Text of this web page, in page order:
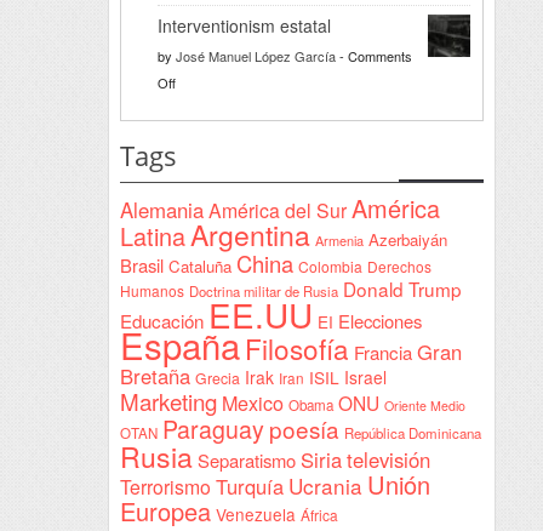
a
Yeda
en
Sudán
Razón
solidaria
Interventionism estatal
by José Manuel López García- Comments
Offon
Tags
AlemaniaAmérica del SurAmérica
LatinaArgentina Armenia Azerbaiyán
Brasil Cataluña China Colombia Derechos
Humanos Doctrina militar de Rusia Donald Trump
Educación EE.UU EI Elecciones
España Filosofía Francia Gran
Bretaña Grecia Irak Iran ISIL Israel
Marketing Mexico Obama ONU Oriente Medio
OTAN Paraguay poesía República Dominicana
Rusia Separatismo Siriatelevisión
Terrorismo Turquía Ucrania Unión
Europea Venezuela África